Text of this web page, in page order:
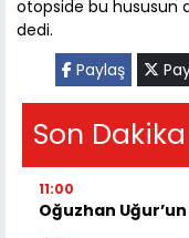
otopside bu hususun
dedi.
Paylaş
Son Dakika
11:00
Oğuzhan Uğur’un